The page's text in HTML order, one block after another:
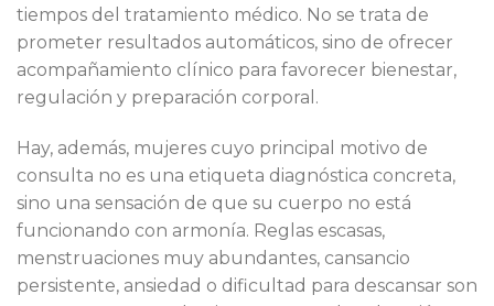
tiempos del tratamiento médico. No se trata de
prometer resultados automáticos, sino de ofrecer
acompañamiento clínico para favorecer bienestar,
regulación y preparación corporal.
Hay, además, mujeres cuyo principal motivo de
consulta no es una etiqueta diagnóstica concreta,
sino una sensación de que su cuerpo no está
funcionando con armonía. Reglas escasas,
menstruaciones muy abundantes, cansancio
persistente, ansiedad o dificultad para descansar son